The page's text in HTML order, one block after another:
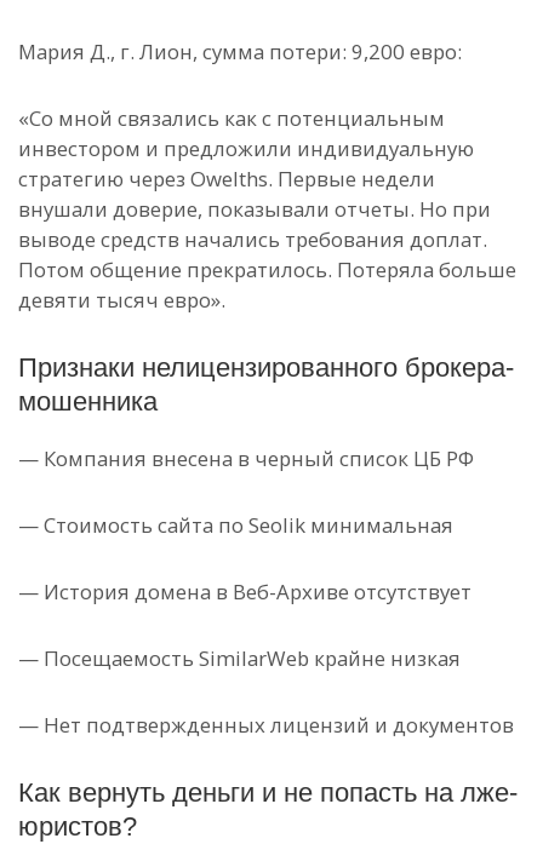
Мария Д., г. Лион, сумма потери: 9,200 евро:
«Со мной связались как с потенциальным
инвестором и предложили индивидуальную
стратегию через Owelths. Первые недели
внушали доверие, показывали отчеты. Но при
выводе средств начались требования доплат.
Потом общение прекратилось. Потеряла больше
девяти тысяч евро».
Признаки нелицензированного брокера-
мошенника
— Компания внесена в черный список ЦБ РФ
— Стоимость сайта по Seolik минимальная
— История домена в Веб-Архиве отсутствует
— Посещаемость SimilarWeb крайне низкая
— Нет подтвержденных лицензий и документов
Как вернуть деньги и не попасть на лже-
юристов?